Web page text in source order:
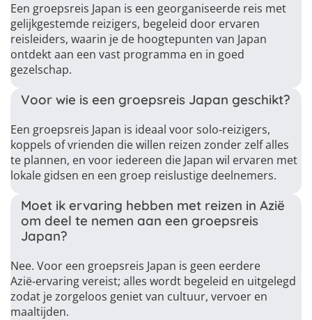
Een groepsreis Japan is een georganiseerde reis met
gelijkgestemde reizigers, begeleid door ervaren
reisleiders, waarin je de hoogtepunten van Japan
ontdekt aan een vast programma en in goed
gezelschap.
Voor wie is een groepsreis Japan geschikt?
Een groepsreis Japan is ideaal voor solo‑reizigers,
koppels of vrienden die willen reizen zonder zelf alles
te plannen, en voor iedereen die Japan wil ervaren met
lokale gidsen en een groep reislustige deelnemers.
Moet ik ervaring hebben met reizen in Azië
om deel te nemen aan een groepsreis
Japan?
Nee. Voor een groepsreis Japan is geen eerdere
Azië‑ervaring vereist; alles wordt begeleid en uitgelegd
zodat je zorgeloos geniet van cultuur, vervoer en
maaltijden.